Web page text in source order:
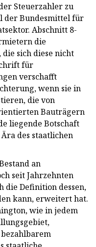
Steuerzahler zu
der Bundesmittel für
Abschnitt 8-
die
sich diese nicht
für
verschafft
wenn sie in
die von
Bauträgern
liegende Botschaft
des staatlichen
an
seit Jahrzehnten
die Definition dessen,
kann, erweitert hat.
wie in jedem